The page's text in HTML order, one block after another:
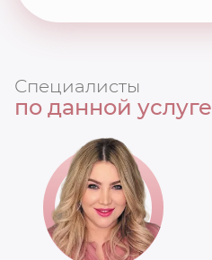
Специалисты
по данной услуге